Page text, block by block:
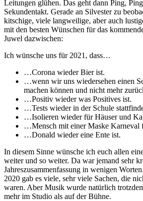
Leitungen glühen. Das geht dann Ping,
Sekundentakt. Gerade an Silvester zu
kitschige, viele langweilige, aber auch
mit den besten Wünschen für das
Juwel dazwischen:
Ich wünsche uns für 2021, dass…
…Corona wieder Bier ist.
…wenn wir uns wiedersehen einen
machen können und nicht mehr
…Positiv wieder was Positives ist.
…Tests wieder in der Schule
…Isolieren wieder für Häuser und
…Mensch mit einer Maske Karneval
…Donald wieder eine Ente ist.
In diesem Sinne wünsche ich euch allen
weiter und so weiter. Da war jemand sehr
Jahreszusammenfassung in wenigen
2020 gab es viele, sehr viele Sachen, die
waren. Aber Musik wurde natürlich
mehr im Studio als auf der Bühne.